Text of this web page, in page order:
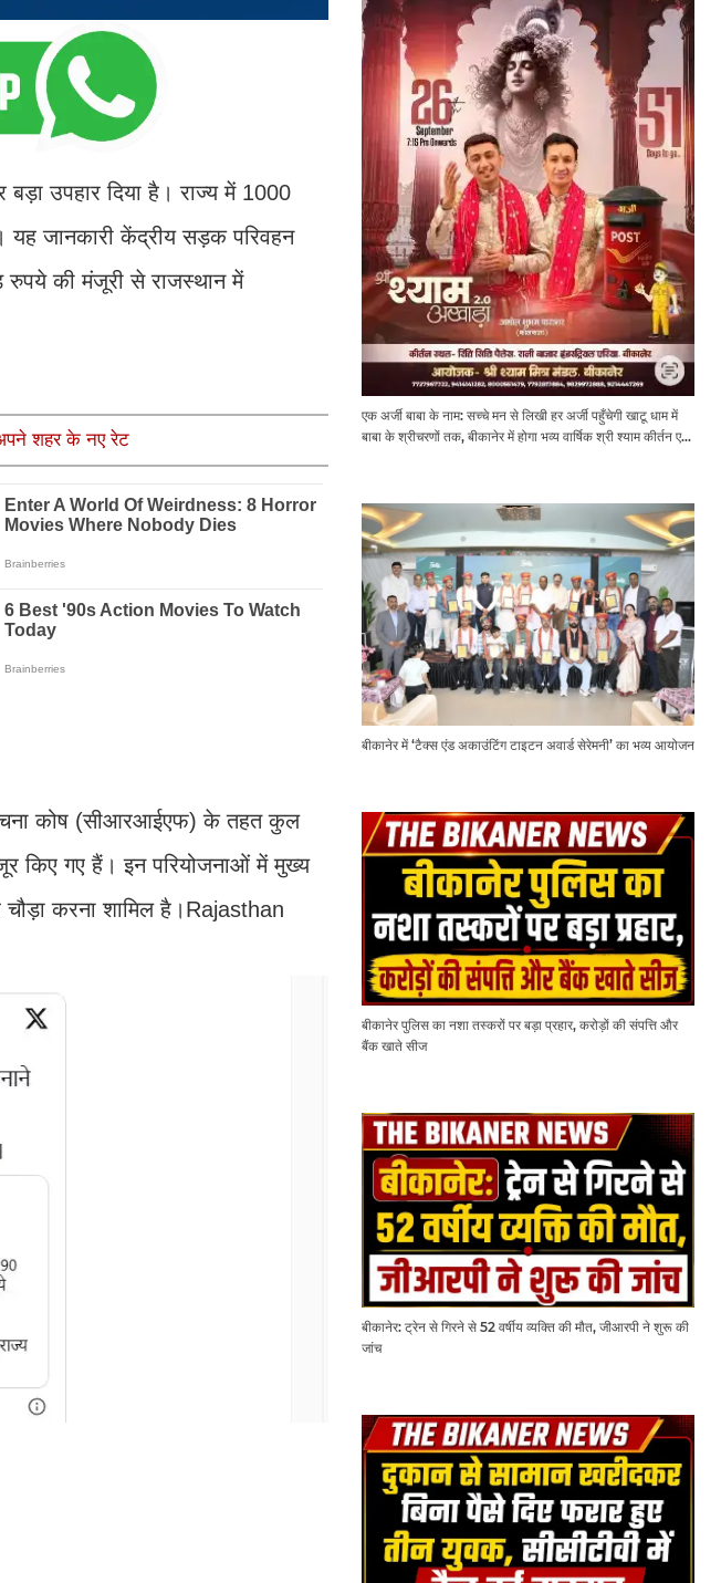
उपहार दिया है। राज्य में 1000
जानकारी केंद्रीय सड़क परिवहन
रुपये की मंजूरी से राजस्थान में
शहर के नए रेट
कोष (सीआरआईएफ) के तहत कुल
किए गए हैं। इन परियोजनाओं में मुख्य
करना शामिल है।Rajasthan
एक अर्जी बाबा के नाम: सच्चे मन से लिखी हर अर्जी पहुँचेगी खाटू धाम में
बाबा के श्रीचरणों तक, बीकानेर में होगा भव्य वार्षिक श्री श्याम कीर्तन एवं
बीकानेर में ‘टैक्स एंड अकाउंटिंग टाइटन अवार्ड सेरेमनी’ का भव्य आयोजन
बीकानेर पुलिस का नशा तस्करों पर बड़ा प्रहार, करोड़ों की संपत्ति और
बैंक खाते सीज
बीकानेर: ट्रेन से गिरने से 52 वर्षीय व्यक्ति की मौत, जीआरपी ने शुरू की
जांच